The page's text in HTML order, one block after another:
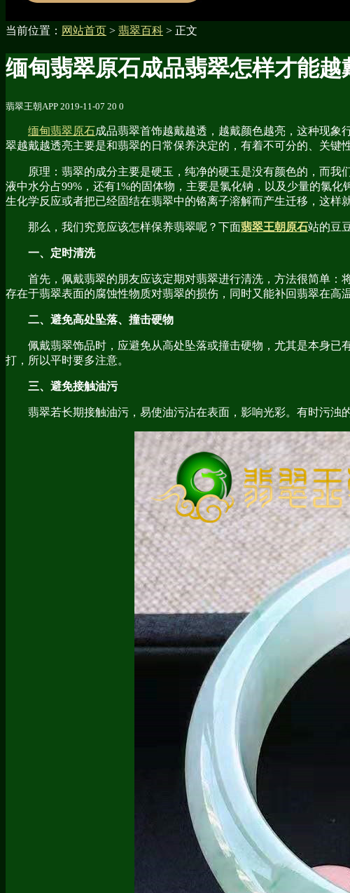
当前位置： 网站首页 > 翡翠百科 > 正文
缅甸翡翠原石成品翡翠怎样才能越
翡翠王朝APP 2019-11-07 20 0
缅甸翡翠原石成品翡翠首饰越戴越透，越戴颜色越亮，这种现象
翠越戴越透亮主要是和翡翠的日常保养决定的，有着不可分的、关键
原理：翡翠的成分主要是硬玉，纯净的硬玉是没有颜色的，而我
液中水分占99%，还有1%的固体物，主要是氯化钠，以及少量的氯
生化学反应或者把已经固结在翡翠中的铬离子溶解而产生迁移，这样
那么，我们究竟应该怎样保养翡翠呢？下面翡翠王朝原石站的豆
一、定时清洗
首先，佩戴翡翠的朋友应该定期对翡翠进行清洗，方法很简单：将
存在于翡翠表面的腐蚀性物质对翡翠的损伤，同时又能补回翡翠在高
二、避免高处坠落、撞击硬物
佩戴翡翠饰品时，应避免从高处坠落或撞击硬物，尤其是本身已
打，所以平时要多注意。
三、避免接触油污
翡翠若长期接触油污，易使油污沾在表面，影响光彩。有时污浊